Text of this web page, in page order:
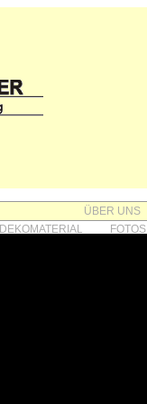
ÜBER UNS
DEKOMATERIAL FOTOS